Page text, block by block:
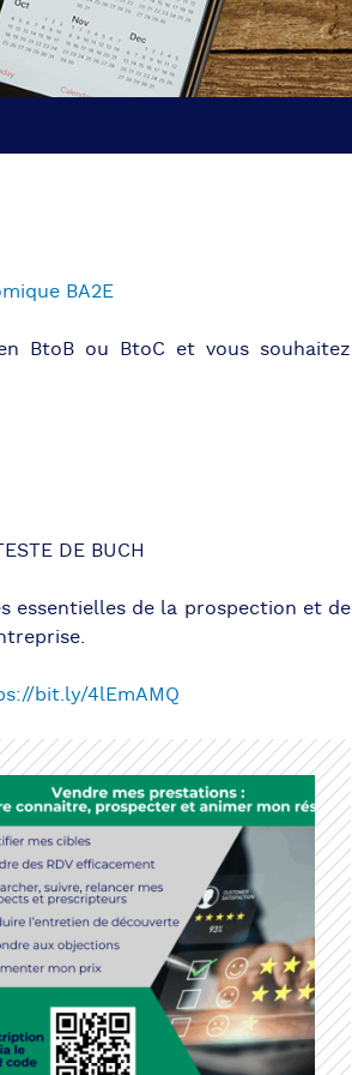
BA2E
BtoB ou BtoC et vous souhaitez
DE BUCH
essentielles de la prospection et de
bit.ly/4lEmAMQ